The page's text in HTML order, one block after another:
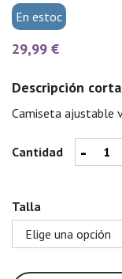
En estoc
29,99 €
Descripción corta
Camiseta ajustable
Cantidad -
Talla